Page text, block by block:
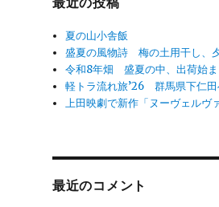
夏の山小舎飯
盛夏の風物詩 梅の土用干し、
令和8年畑 盛夏の中、出荷始
軽トラ流れ旅’26 群馬県下仁田
上田映劇で新作「ヌーヴェルヴ
最近のコメント